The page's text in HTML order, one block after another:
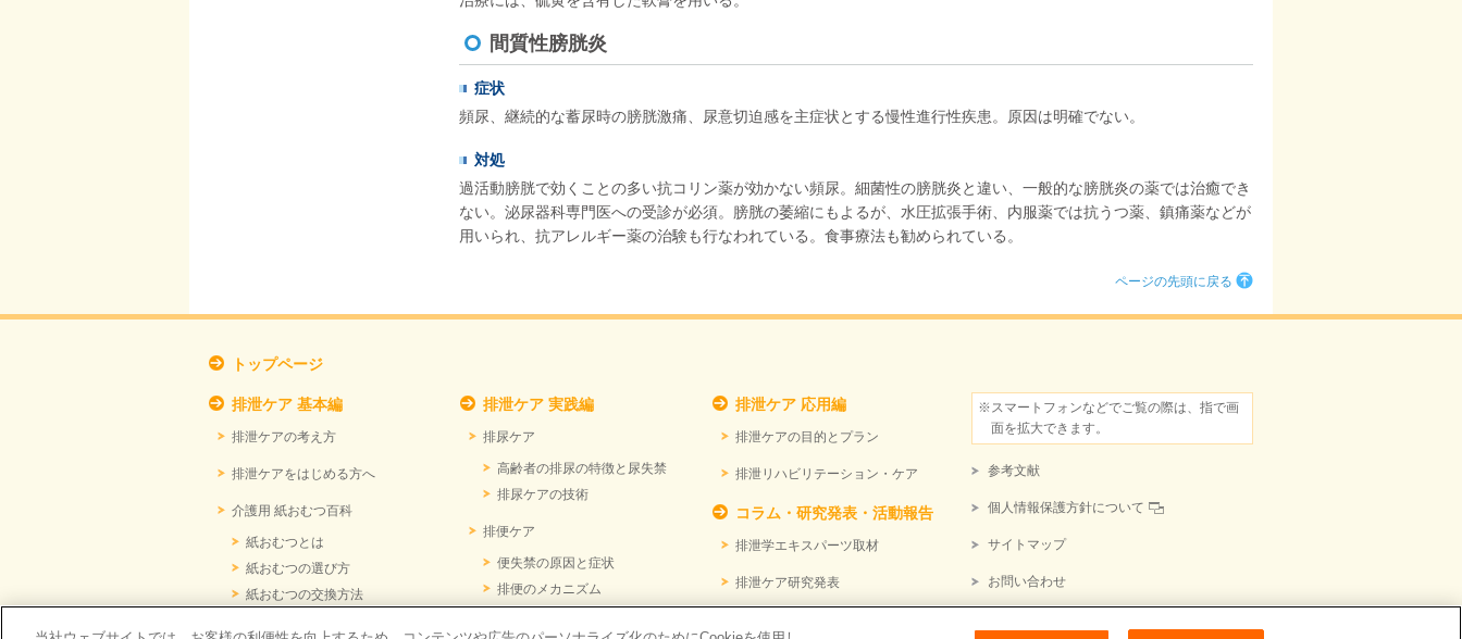
間質性膀胱炎
症状
頻尿、継続的な蓄尿時の膀胱激痛、尿意切迫感を主症状とする慢性進行性疾患。原因は明確でない。
対処
過活動膀胱で効くことの多い抗コリン薬が効かない頻尿。細菌性の膀胱炎と違い、一般的な膀胱炎の薬では治癒でき
ない。泌尿器科専門医への受診が必須。膀胱の萎縮にもよるが、水圧拡張手術、内服薬では抗うつ薬、鎮痛薬などが
用いられ、抗アレルギー薬の治験も行なわれている。食事療法も勧められている。
ページの先頭に戻る
トップページ
排泄ケア 基本編
排泄ケアの考え方
排泄ケアをはじめる方へ
介護用 紙おむつ百科
紙おむつとは
紙おむつの選び方
紙おむつの交換方法
排泄ケア 実践編
排尿ケア
高齢者の排尿の特徴と尿失禁
排尿ケアの技術
排便ケア
便失禁の原因と症状
排便のメカニズム
排泄ケア 応用編
排泄ケアの目的とプラン
排泄リハビリテーション・ケア
コラム・研究発表・活動報告
排泄学エキスパーツ取材
排泄ケア研究発表
※スマートフォンなどでご覧の際は、指で画
面を拡大できます。
参考文献
個人情報保護方針について
サイトマップ
お問い合わせ